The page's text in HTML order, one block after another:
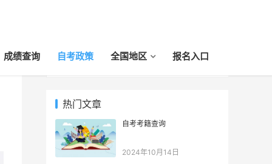
成绩查询 自考政策 全国地区 报名入口
热门文章
自考考籍查询
2024年10月14日